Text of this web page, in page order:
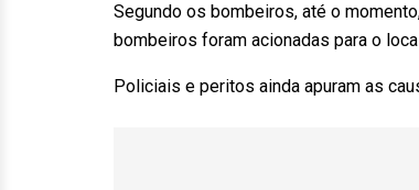
Segundo os bombeiros, até o
bombeiros foram acionadas para o
Policiais e peritos ainda apuram as